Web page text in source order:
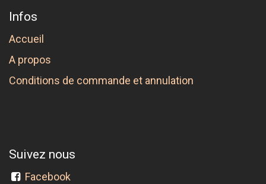
Infos
Accueil
A propos
Conditions de commande et annulation
Suivez nous
Facebook